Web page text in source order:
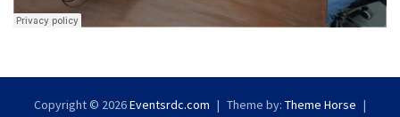
Copyright © 2026Eventsrdc.com Theme by: Theme Horse